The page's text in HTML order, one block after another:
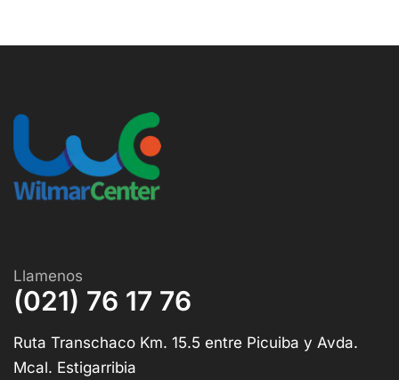
Llamenos
(021) 76 17 76
Ruta Transchaco Km. 15.5 entre Picuiba y Avda.
Mcal. Estigarribia